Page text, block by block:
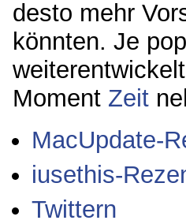
desto mehr
könnten. Je
Moment Zeit
MacUpdate-
iusethis-
Twittern